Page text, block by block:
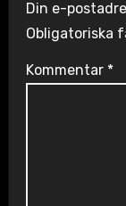
Din e-
Obligatoriska
Kommentar *